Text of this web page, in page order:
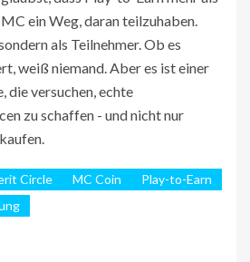
ein Weg, daran teilzuhaben.
als Teilnehmer. Ob es
weiß niemand. Aber es ist einer
die versuchen, echte
zu schaffen - und nicht nur
Circle MC Coin
Play-to-Earn